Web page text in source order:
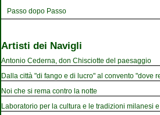
Passo dopo Passo
Artisti dei Navigli
Antonio Cederna, don Chisciotte del paesaggio
Dalla città "di fango e di lucro" al convento "dove
Noi che si rema contro la notte
Laboratorio per la cultura e le tradizioni milanesi